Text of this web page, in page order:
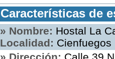
Características de
» Nombre: Hostal La
Localidad: Cienfuegos